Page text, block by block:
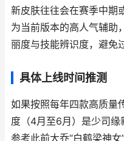
新皮肤往往会在赛季中期
为当前版本的高人气辅助
丽度与技能辨识度，避免
具体上线时间推测
如果按照每年四款高质量
度（4月至6月）是少司
参考此前大乔“白鹤梁神